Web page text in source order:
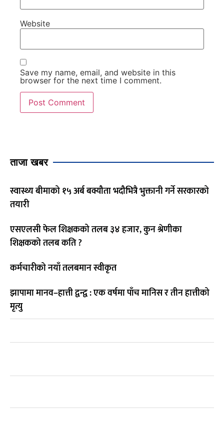
Website
Save my name, email, and website in this
browser for the next time I comment.
ताजा खबर
स्वास्थ्य बीमाको १५ अर्ब बक्यौता भदौभित्रै भुक्तानी गर्ने सरकारको
तयारी
एसएलसी फेल शिक्षकको तलब ३४ हजार, कुन श्रेणीका
शिक्षकको तलब कति ?
कर्मचारीको नयाँ तलबमान स्वीकृत
झापामा मानव–हात्ती द्वन्द्व : एक वर्षमा पाँच मानिस र तीन हात्तीको
मृत्यु